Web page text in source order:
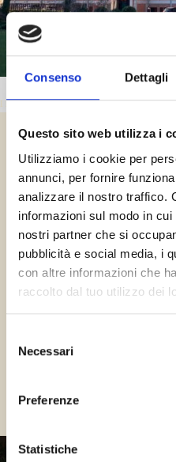
Consenso Dettagli
Questo sito web utilizza i
Utilizziamo i cookie per
annunci, per fornire
analizzare il nostro traffico.
informazioni sul modo in
nostri partner che si
pubblicità e social media, i
con altre informazioni che
raccolto dal tuo utilizzo dei
delNecessari
Preferenze
Statistiche
I
Tutti i prodotti della
fino ad arrivare al